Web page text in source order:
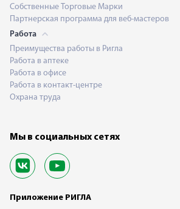
Собственные Торговые Марки
Партнерская программа для веб-мастеров
Работа
Преимущества работы в Ригла
Работа в аптеке
Работа в офисе
Работа в контакт-центре
Охрана труда
Мы в социальных сетях
Приложение РИГЛА